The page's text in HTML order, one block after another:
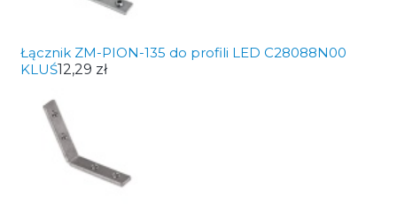
Łącznik ZM-PION-135 do profili LED C28088N00
KLUŚ12,29 zł